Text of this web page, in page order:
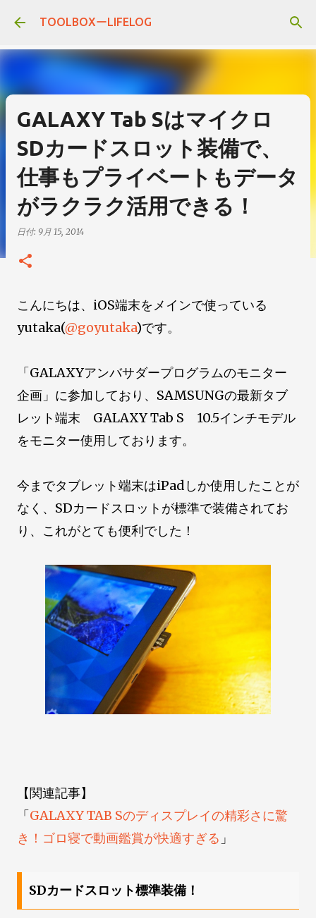
スキップしてメイン コンテンツに移動
TOOLBOXーLIFELOG
GALAXY Tab Sはマイクロ
SDカードスロット装備で、
仕事もプライベートもデータ
がラクラク活用できる！
日付: 9月 15, 2014
こんにちは、iOS端末をメインで使っている
yutaka(@goyutaka)です。
「GALAXYアンバサダープログラムのモニター
企画」に参加しており、SAMSUNGの最新タブ
レット端末 GALAXY Tab S 10.5インチモデル
をモニター使用しております。
今までタブレット端末はiPadしか使用したことが
なく、SDカードスロットが標準で装備されてお
り、これがとても便利でした！
【関連記事】
「GALAXY TAB Sのディスプレイの精彩さに驚
き！ゴロ寝で動画鑑賞が快適すぎる 」
SDカードスロット標準装備！